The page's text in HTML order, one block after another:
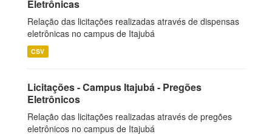
Eletrônicas
Relação das licitações realizadas através de dispensas
eletrônicas no campus de Itajubá
CSV
Licitações - Campus Itajubá - Pregões
Eletrônicos
Relação das licitações realizadas através de pregões
eletrônicos no campus de Itajubá